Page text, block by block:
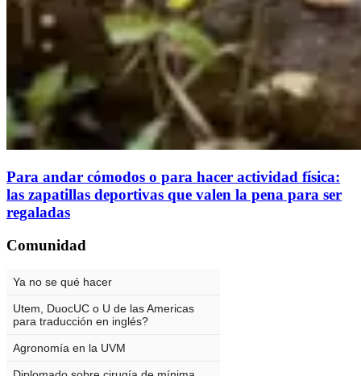
Para andar cómodos o para hacer actividad física:
las zapatillas deportivas que valen la pena para ser
regaladas
Comunidad